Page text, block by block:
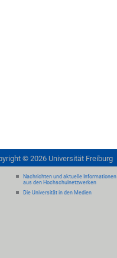
© 2026 Universität Freiburg
Nachrichten und aktuelle Informationen
aus den Hochschulnetzwerken
Die Universität in den Medien